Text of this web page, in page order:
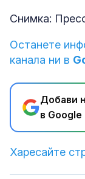
Снимка:
Останете
канала ни в
Добави
в Google
Харесайте